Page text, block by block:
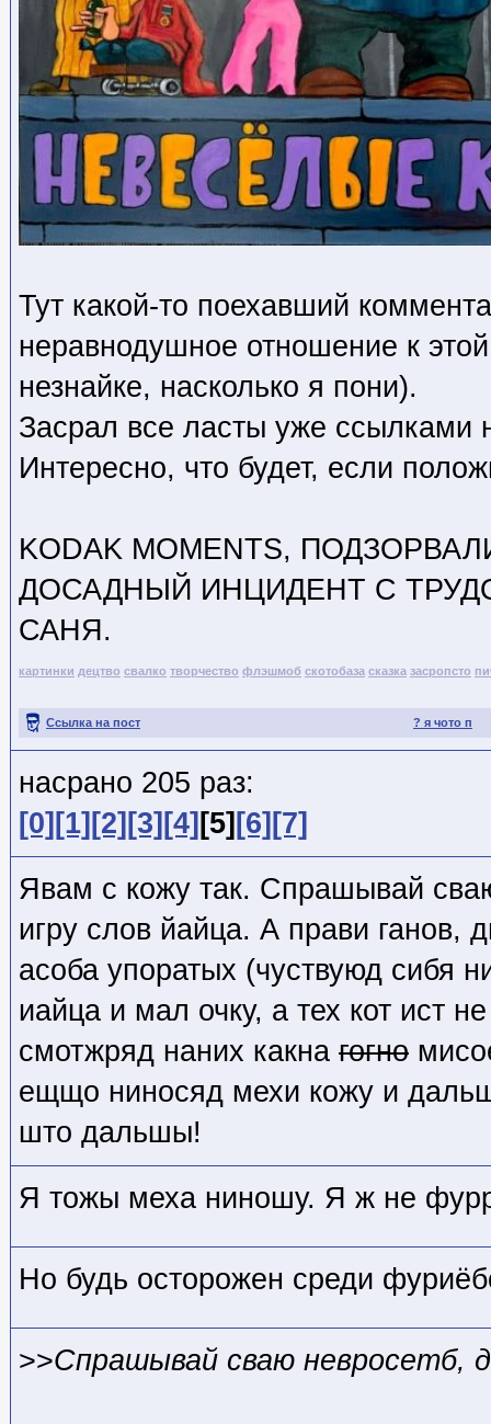
Тут какой-то поехавший
неравнодушное отношение к
незнайке, насколько я пони).
Засрал все ласты уже ссылками
Интересно, что будет, если
KODAK MOMENTS,
ДОСАДНЫЙ ИНЦИДЕНТ С
САНЯ.
картинки децтво свалко творчество флэшмоб скотобаза сказка засропсто
? я чото п
Ссылка на пост
насрано 205 раз:
[0] [1] [2] [3] [4] [5] [6] [7]
Явам с кожу так. Спрашывай
игру слов йайца. А прави ганов,
асоба упоратых (чуствуюд сибя
иайца и мал очку, а тех кот ист
смотжряд наних какна гогно
ещщо ниносяд мехи кожу и
што дальшы!
Я тожы меха ниношу. Я ж не
Но будь осторожен среди
>>Спрашывай сваю невросетб,